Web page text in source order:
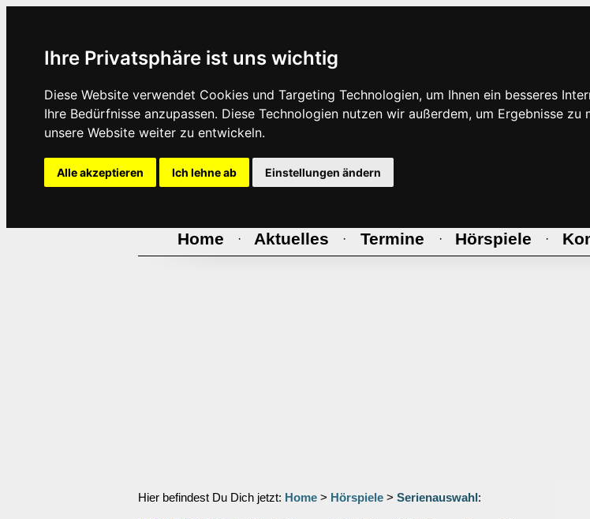
Ihre Privatsphäre ist uns wichtig
Diese Website verwendet Cookies und Targeting Technologien, um Ihnen ein besseres
Ihre Bedürfnisse anzupassen. Diese Technologien nutzen wir außerdem, um Ergebnisse
unsere Website weiter zu entwickeln.
Alle akzeptieren Ich lehne ab Einstellungen ändern
Home · Aktuelles · Termine · Hörspiele ·
Hier befindest Du Dich jetzt: Home > Hörspiele > Serienauswahl :